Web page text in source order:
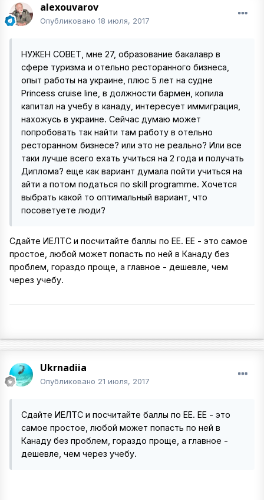
alexouvarov
Опубликовано 18 июля, 2017
НУЖЕН СОВЕТ, мне 27, образование бакалавр в
сфере туризма и отельно ресторанного бизнеса,
опыт работы на украине, плюс 5 лет на судне
Princess cruise line, в должности бармен, копила
капитал на учебу в канаду, интересует иммиграция,
нахожусь в украине. Сейчас думаю может
попробовать так найти там работу в отельно
ресторанном бизнесе? или это не реально? Или все
таки лучше всего ехать учиться на 2 года и получать
Диплома? еще как вариант думала пойти учиться на
айти а потом податься по skill programme. Хочется
выбрать какой то оптимальный вариант, что
посоветуете люди?
Сдайте ИЕЛТС и посчитайте баллы по ЕЕ. ЕЕ - это самое
простое, любой может попасть по ней в Канаду без
проблем, гораздо проще, а главное - дешевле, чем
через учебу.
Ukrnadiia
Опубликовано 21 июля, 2017
Сдайте ИЕЛТС и посчитайте баллы по ЕЕ. ЕЕ - это
самое простое, любой может попасть по ней в
Канаду без проблем, гораздо проще, а главное -
дешевле, чем через учебу.